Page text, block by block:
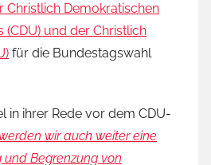
Demokratischen
(CDU) und der Christlich
für die Bundestagswahl
in ihrer Rede vor dem CDU-
wir auch weiter eine
Begrenzung von